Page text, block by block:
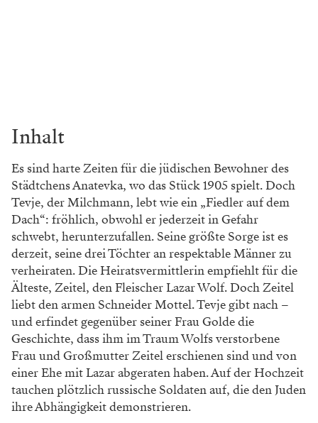
Inhalt
Es sind harte Zeiten für die jüdischen Bewohner des
Städtchens Anatevka, wo das Stück 1905 spielt. Doch
Tevje, der Milchmann, lebt wie ein „Fiedler auf dem
Dach“: fröhlich, obwohl er jederzeit in Gefahr
schwebt, herunterzufallen. Seine größte Sorge ist es
derzeit, seine drei Töchter an respektable Männer zu
verheiraten. Die Heiratsvermittlerin empfiehlt für die
Älteste, Zeitel, den Fleischer Lazar Wolf. Doch Zeitel
liebt den armen Schneider Mottel. Tevje gibt nach –
und erfindet gegenüber seiner Frau Golde die
Geschichte, dass ihm im Traum Wolfs verstorbene
Frau und Großmutter Zeitel erschienen sind und von
einer Ehe mit Lazar abgeraten haben. Auf der Hochzeit
tauchen plötzlich russische Soldaten auf, die den Juden
ihre Abhängigkeit demonstrieren.